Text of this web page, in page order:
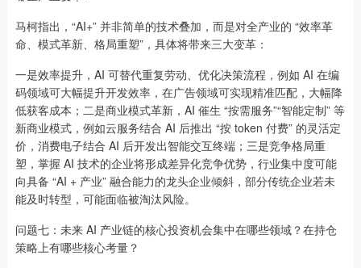
马柯指出，“AI+” 并非简单的技术叠加，而是对全产业的 “效率革
命、模式革新、格局重塑”，具体将带来三大变革：
一是效率提升，AI 可替代重复劳动、优化决策流程，例如 AI 在编
码领域可大幅提升开发效率，在广告领域可实现精准匹配，大幅降
低获客成本；二是商业模式革新，AI 催生 “按需服务”“智能定制” 等
新商业模式，例如云服务结合 AI 后推出 “按 token 付费” 的灵活定
价，消费电子结合 AI 后开发出智能交互终端；三是竞争格局重
塑，掌握 AI 技术的企业将形成差异化竞争优势，行业集中度可能
向具备 “AI + 产业” 融合能力的龙头企业倾斜，部分传统企业若未
能及时转型，可能面临被淘汰风险。
问题七：未来 AI 产业链的核心投资机会集中在哪些领域？在持仓
策略上有哪些核心考量？